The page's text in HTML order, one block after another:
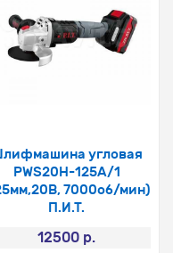
угловая
РWS20Н-125А/1
7000об/мин)
П.И.Т.
12500 р.